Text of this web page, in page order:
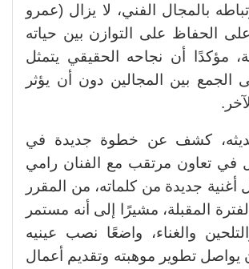
بالمجال الفني، لا يزال (عمرو
الحفاظ على التوازن بين حياته
مؤكدًا أن نجاحه الحقيقي يتمثل
الجمع بين المجالين دون أن يؤثر
كشف عن خطوة جديدة في
في تعاون مرتقب مع الفنان رامي
جديدة من كلماته، من المقرر
المقبلة، مشيرًا إلى أنه مستمر
والغناء، واضعًا نصب عينيه
يواصل تطوير موهبته وتقديم أعمال